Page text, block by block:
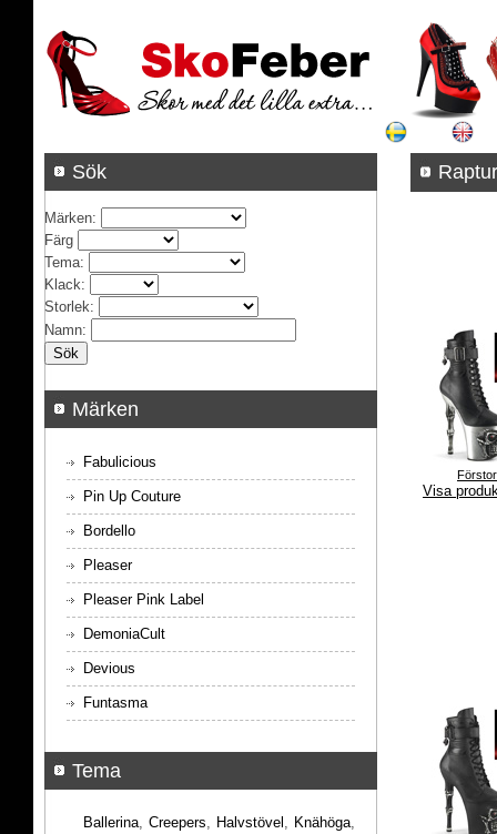
Visa
Sök
Märken:
Färg
Tema:
Klack:
Storlek:
Namn:
Märken
Fabulicious
Pin Up Couture
Bordello
Pleaser
Pleaser Pink Label
DemoniaCult
Devious
Funtasma
Tema
Ballerina, Creepers, Halvstövel , Knähöga,